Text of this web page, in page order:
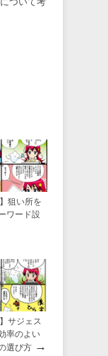
狙い所を
ワード設
サジェス
率のよい
選び方 →